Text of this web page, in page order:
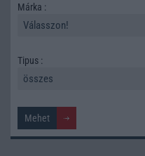
Márka :
Tipus :